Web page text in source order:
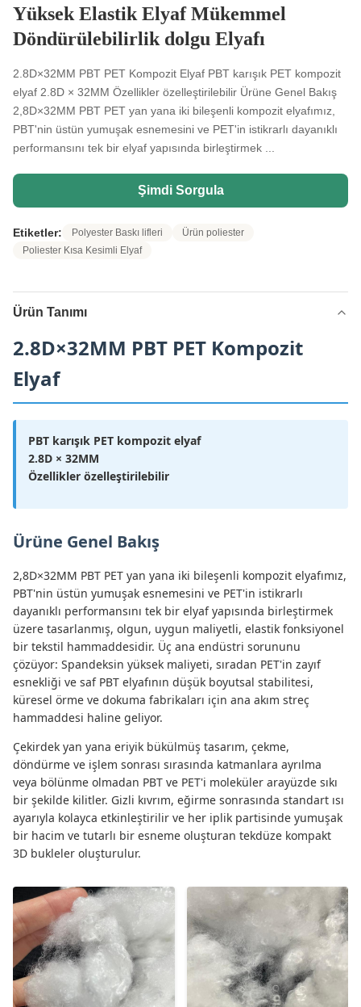
Yüksek Elastik Elyaf Mükemmel
Döndürülebilirlik dolgu Elyafı
2.8D×32MM PBT PET Kompozit Elyaf PBT karışık PET kompozit
elyaf 2.8D × 32MM Özellikler özelleştirilebilir Ürüne Genel Bakış
2,8D×32MM PBT PET yan yana iki bileşenli kompozit elyafımız,
PBT'nin üstün yumuşak esnemesini ve PET'in istikrarlı dayanıklı
performansını tek bir elyaf yapısında birleştirmek ...
Şimdi Sorgula
Etiketler: Polyester Baskı lifleri
Ürün poliester
Poliester Kısa Kesimli Elyaf
Ürün Tanımı
2.8D×32MM PBT PET Kompozit
Elyaf
PBT karışık PET kompozit elyaf
2.8D × 32MM
Özellikler özelleştirilebilir
Ürüne Genel Bakış
2,8D×32MM PBT PET yan yana iki bileşenli kompozit elyafımız,
PBT'nin üstün yumuşak esnemesini ve PET'in istikrarlı
dayanıklı performansını tek bir elyaf yapısında birleştirmek
üzere tasarlanmış, olgun, uygun maliyetli, elastik fonksiyonel
bir tekstil hammaddesidir. Üç ana endüstri sorununu
çözüyor: Spandeksin yüksek maliyeti, sıradan PET'in zayıf
esnekliği ve saf PBT elyafının düşük boyutsal stabilitesi,
küresel örme ve dokuma fabrikaları için ana akım streç
hammaddesi haline geliyor.
Çekirdek yan yana eriyik bükülmüş tasarım, çekme,
döndürme ve işlem sonrası sırasında katmanlara ayrılma
veya bölünme olmadan PBT ve PET'i moleküler arayüzde sıkı
bir şekilde kilitler. Gizli kıvrım, eğirme sonrasında standart ısı
ayarıyla kolayca etkinleştirilir ve her iplik partisinde yumuşak
bir hacim ve tutarlı bir esneme oluşturan tekdüze kompakt
3D bukleler oluşturulur.